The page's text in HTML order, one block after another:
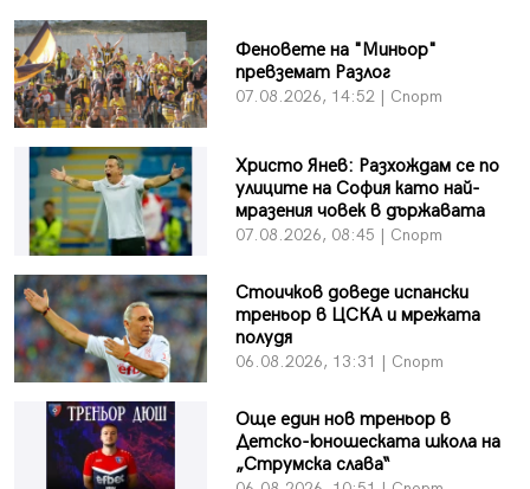
Феновете на "Миньор"
превземат Разлог
07.08.2026, 14:52 | Спорт
Христо Янев: Разхождам се по
улиците на София като най-
мразения човек в държавата
07.08.2026, 08:45 | Спорт
Стоичков доведе испански
треньор в ЦСКА и мрежата
полудя
06.08.2026, 13:31 | Спорт
Още един нов треньор в
Детско-юношеската школа на
„Струмска слава“